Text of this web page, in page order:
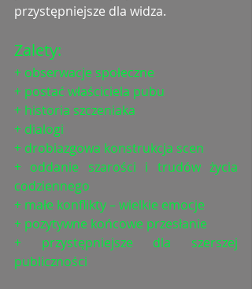
przystępniejsze dla widza.
Zalety:
+ obserwacje społeczne
+ postać właściciela pubu
+ historia szczeniaka
+ dialogi
+ drobiazgowa konstrukcja scen
+ oddanie szarości i trudów życia
codziennego
+ małe konflikty – wielkie emocje
+ pozytywne końcowe przesłanie
+ przystępniejsze dla szerszej
publiczności